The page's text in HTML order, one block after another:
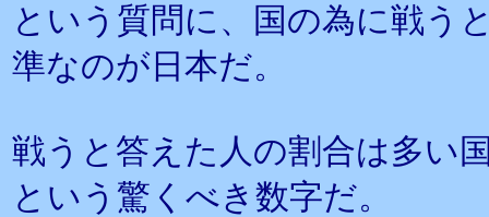
という質問に、国の為に戦う
準なのが日本だ。
戦うと答えた人の割合は多い
という驚くべき数字だ。